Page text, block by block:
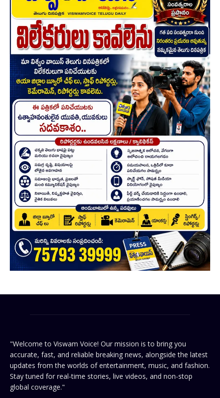
"Welcome to Viswam Voice! Our mission is to bring you
accurate, fast, and reliable breaking news, alongside the latest
updates from the worlds of entertainment, music, and fashion.
Stay tuned for real-time stories, live videos, and non-stop
global coverage."